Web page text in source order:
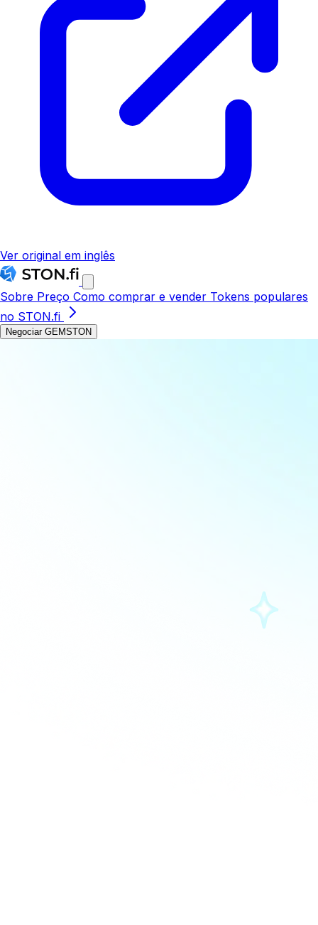
Ver original em inglês
Sobre Preço Como comprar e vender Tokens populares
no STON.fi
Negociar GEMSTON